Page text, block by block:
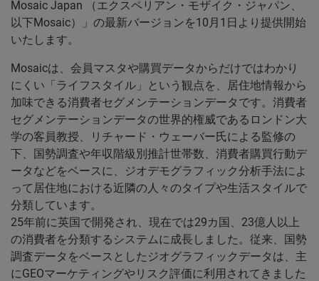
Mosaic Japan （エクスペリアン・モザイク・ジャパン、
以下Mosaic）」の最新バージョンを10月1日より提供開始
いたします。
Mosaicは、会員マスタや購買データからだけではわかり
にくい「ライフスタイル」という観点を、居住地情報から
加味できる消費者セグメンテーションデータです。消費者
セグメンテーションデータの世界的権威であるロンドン大
学の客員教授、リチャード・ウェーバー氏による監修の
下、国勢調査や年収階級別推計世帯数、消費者購買行動デ
ータなどをベースに、ジオデモグラフィック分析手法によ
って居住地における近隣の人々のタイプや生活スタイルで
分類しています。
25年前に英国で開発され、現在では29カ国、23億人以上
の消費者を分類するシステムに成長しました。従来、国勢
調査データをベースとしたジオグラフィックデータは、主
にGEOマーケティングやリスク評価に利用されてきました